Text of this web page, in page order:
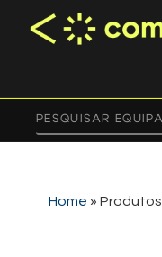
Home » Produtos